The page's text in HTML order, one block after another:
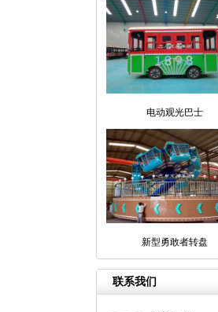
电动观光巴士
新型勇敢者转盘
联系我们